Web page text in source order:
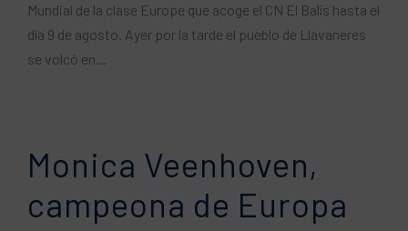
Mundial de la clase Europe que acoge el CN El Balís hasta el
día 9 de agosto. Ayer por la tarde el pueblo de Llavaneres
se volcó en...
Monica Veenhoven,
campeona de Europa